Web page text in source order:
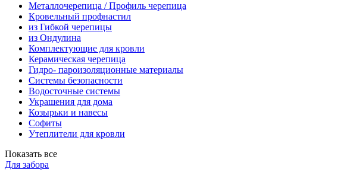
Металлочерепица / Профиль черепица
Кровельный профнастил
из Гибкой черепицы
из Ондулина
Комплектующие для кровли
Керамическая черепица
Гидро- пароизоляционные материалы
Системы безопасности
Водосточные системы
Украшения для дома
Козырьки и навесы
Софиты
Утеплители для кровли
Показать все
Для забора